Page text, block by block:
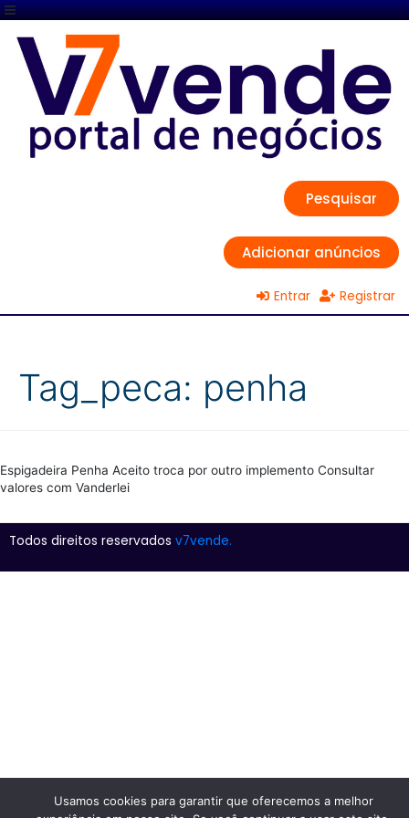
Pesquisar
Adicionar anúncios
Entrar Registrar
Tag_peca: penha
Espigadeira Penha Aceito troca por outro implemento Consultar
valores com Vanderlei
Todos direitos reservados v7vende.
Usamos cookies para garantir que oferecemos a melhor